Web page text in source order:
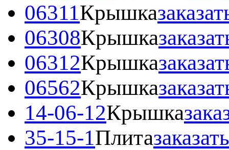
06311Крышка
06308Крышка
06312Крышка
06562Крышка
14-06-12Крышка
35-15-1Плитазаказать